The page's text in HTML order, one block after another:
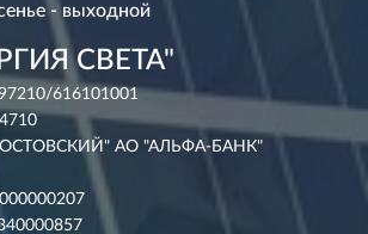
- выходной
СВЕТА"
616101001
АО "АЛЬФА-БАНК"